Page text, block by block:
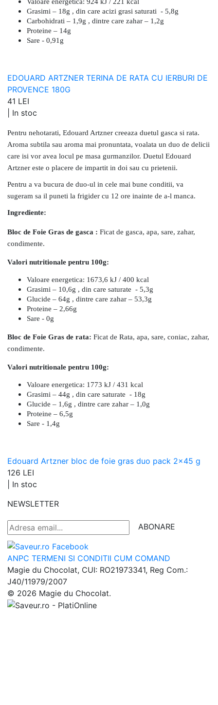
Grasimi – 18g , din care acizi grasi saturati - 5,8g
Carbohidrati – 1,9g , dintre care zahar – 1,2g
Proteine – 14g
Sare - 0,91g
EDOUARD ARTZNER TERINA DE RATA CU IERBURI DE
PROVENCE 180G
41 LEI
In stoc
Pentru nehotarati, Edouard Artzner creeaza duetul gasca si rata.
Aroma subtila sau aroma mai pronuntata, voalata un duo de delicii
care isi vor avea locul pe masa gurmanzilor. Duetul Edouard
Artzner este o placere de impartit in doi sau cu prietenii.
Pentru a va bucura de duo-ul in cele mai bune conditii, va
sugeram sa il puneti la frigider cu 12 ore inainte de a-l manca.
Ingrediente:
Bloc de Foie Gras de gasca : Ficat de gasca, apa, sare, zahar,
condimente.
Valori nutritionale pentru 100g:
Valoare energetica: 1673,6 kJ / 400 kcal
Grasimi – 10,6g , din care saturate - 5,3g
Glucide – 64g , dintre care zahar – 53,3g
Proteine – 2,66g
Sare - 0g
Bloc de Foie Gras de rata: Ficat de Rata, apa, sare, coniac, zahar,
condimente.
Valori nutritionale pentru 100g:
Valoare energetica: 1773 kJ / 431 kcal
Grasimi – 44g , din care saturate - 18g
Glucide – 1,6g , dintre care zahar – 1,0g
Proteine – 6,5g
Sare - 1,4g
Edouard Artzner bloc de foie gras duo pack 2x45 g
126 LEI
In stoc
NEWSLETTER
ABONARE
ANPC TERMENI SI CONDITII CUM COMAND
Magie du Chocolat, CUI: RO21973341, Reg Com.:
J40/11979/2007
© 2026 Magie du Chocolat.